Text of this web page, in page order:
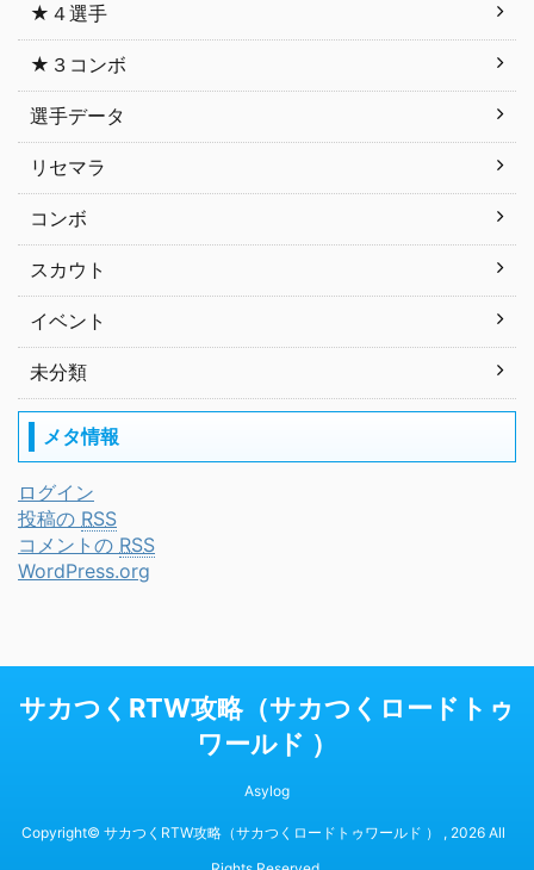
★４選手
★３コンボ
選手データ
リセマラ
コンボ
スカウト
イベント
未分類
メタ情報
ログイン
投稿の RSS
コメントの RSS
WordPress.org
サカつくRTW攻略（サカつくロードトゥ
ワールド ）
Asylog
Copyright© サカつくRTW攻略（サカつくロードトゥワールド ） , 2026 All